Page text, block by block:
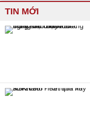
TIN MỚI